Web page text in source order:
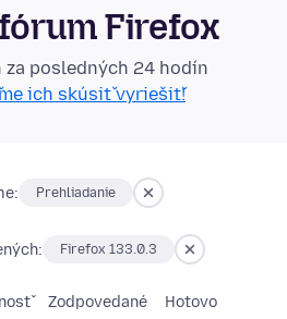
Firefox
posledných 24 hodín
ich skúsiť vyriešiť!
Prehliadanie
Firefox 133.0.3
Zodpovedané Hotovo